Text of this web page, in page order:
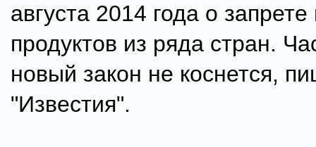
августа 2014 года о запрете
продуктов из ряда стран.
новый закон не коснется,
"Известия".